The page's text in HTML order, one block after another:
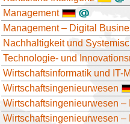
Management
Management – Digital
Nachhaltigkeit und
Technologie- und
Wirtschaftsinformatik und IT-
Wirtschaftsingenieurwesen
Wirtschaftsingenieurwesen
Wirtschaftsingenieurwesen